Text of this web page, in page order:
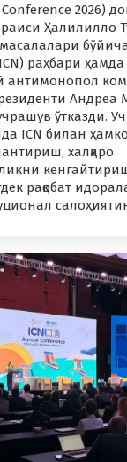
2026)
Ҳалилилло
масалалари
раҳбари
антимонопол
Андреа
ўтказди.
ICN билан
халқаро
рақобат